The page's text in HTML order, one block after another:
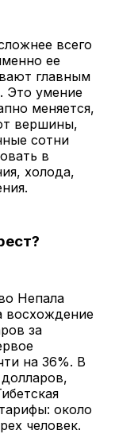
всего
ее
главным
Это умение
меняется,
вершины,
сотни
в
холода,
Непала
восхождение
за
на 36%. В
около
человек.